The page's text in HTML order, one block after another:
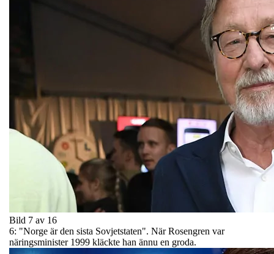
Bild 7 av 16
6: "Norge är den sista Sovjetstaten". När Rosengren var
näringsminister 1999 kläckte han ännu en groda.